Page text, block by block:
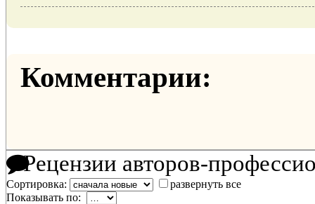
Комментарии:
Рецензии авторов-
Сортировка:
развернуть все
Показывать по: